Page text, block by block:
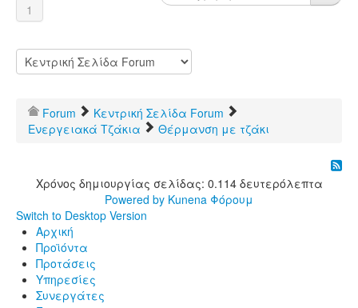
1
Forum
Κεντρική Σελίδα Forum
Ενεργειακά Τζάκια
Θέρμανση με τζάκι
Χρόνος δημιουργίας σελίδας: 0.114 δευτερόλεπτα
Powered by Kunena Φόρουμ
Switch to Desktop Version
Αρχική
Προϊόντα
Προτάσεις
Υπηρεσίες
Συνεργάτες